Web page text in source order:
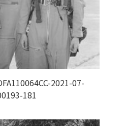
2021-07-
181